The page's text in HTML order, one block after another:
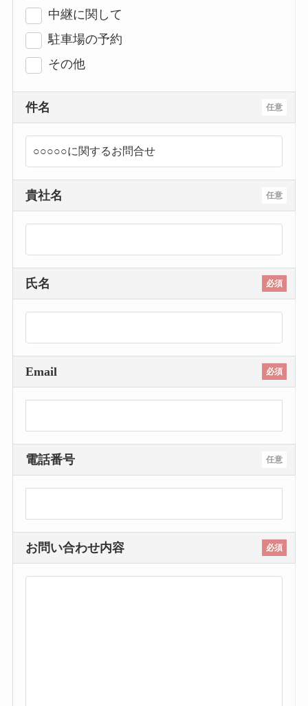
中継に関して
駐車場の予約
その他
任意
件名
任意
貴社名
必須
氏名
必須
Email
任意
電話番号
必須
お問い合わせ内容